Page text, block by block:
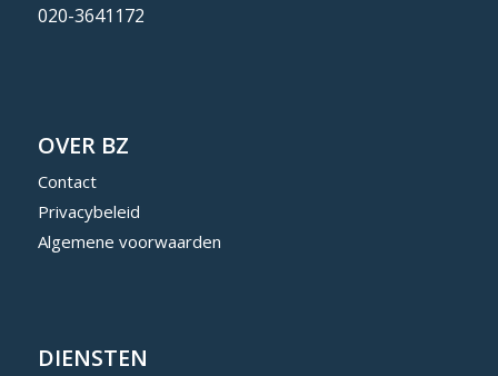
020-3641172
OVER BZ
Contact
Privacybeleid
Algemene voorwaarden
DIENSTEN